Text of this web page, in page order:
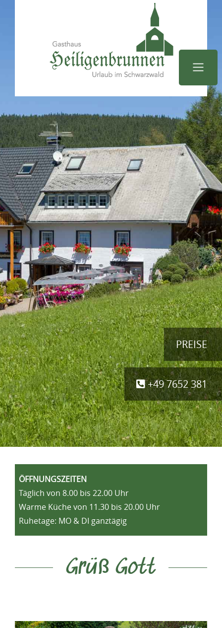
PREISE
+49 7652 381
ÖFFNUNGSZEITEN
Täglich von 8.00 bis 22.00 Uhr
Warme Küche von 11.30 bis 20.00 Uhr
Ruhetage: MO & DI ganztägig
Grüß Gott